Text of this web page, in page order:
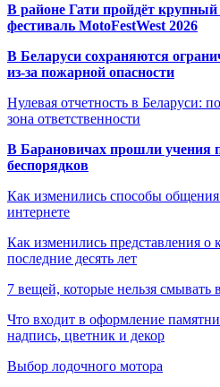
В районе Гати пройдёт
фестиваль MotoFestWest 2026
В Беларуси сохраняются
из-за пожарной опасности
Нулевая отчетность в Беларуси:
зона ответственности
В Барановичах прошли учения
беспорядков
Как изменились способы
интернете
Как изменились представления о
последние десять лет
7 вещей, которые нельзя смывать
Что входит в оформление
надпись, цветник и декор
Выбор лодочного мотора